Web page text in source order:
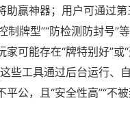
助赢神器；用户可通过
制牌型”“防检测防封号”
家可能存在“牌特别好”或
些工具通过后台运行、
公，且“安全性高”“不被